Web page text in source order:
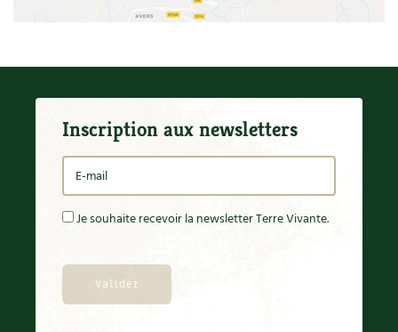
Inscription aux newsletters
Je souhaite recevoir la newsletter Terre Vivante.